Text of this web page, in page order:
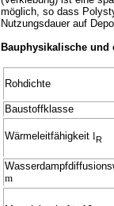
möglich, so dass
Nutzungsdauer auf
Bauphysikalische und
Rohdichte
Baustoffklasse
Wärmeleitfähigkeit lR
m